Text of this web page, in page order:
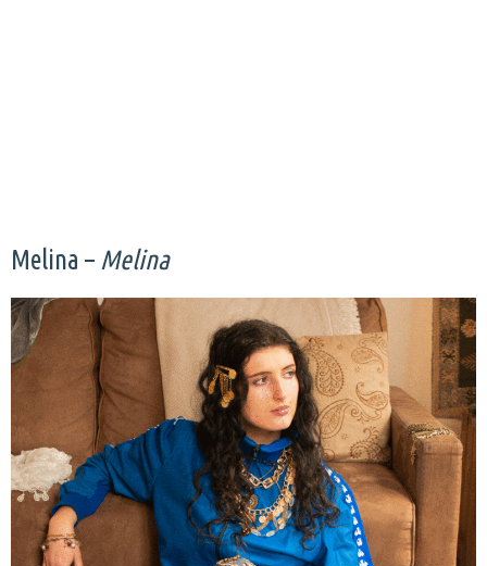
Melina – Melina